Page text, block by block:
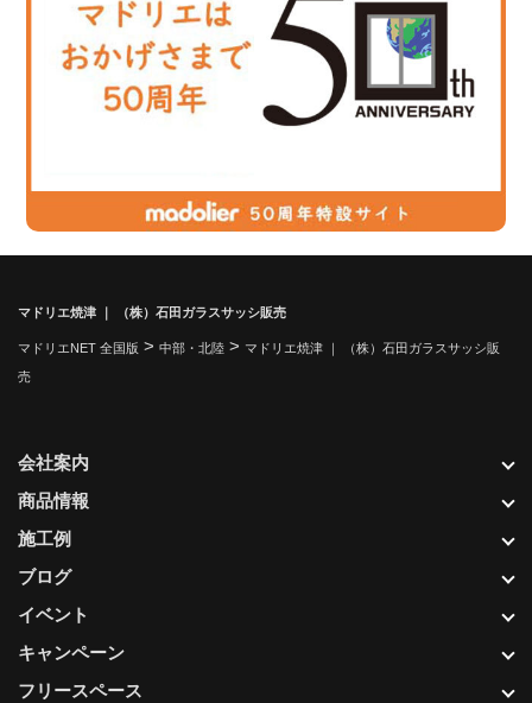
マドリエ焼津 ｜ （株）石田ガラスサッシ販売
マドリエNET 全国版 > 中部・北陸 > マドリエ焼津 ｜ （株）石田ガラスサッシ販
売
会社案内
商品情報
施工例
ブログ
イベント
キャンペーン
フリースペース